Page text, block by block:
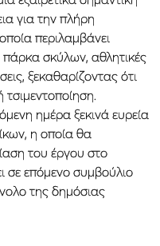
για την πλήρη
περιλαμβάνει
σκύλων, αθλητικές
ξεκαθαρίζοντας ότι
τσιμεντοποίηση.
ημέρα ξεκινά ευρεία
η οποία θα
του έργου στο
σε επόμενο συμβούλιο
της δημόσιας